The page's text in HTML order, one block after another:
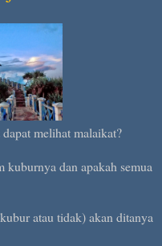
melihat malaikat?
dan apakah semua
atau tidak) akan ditanya